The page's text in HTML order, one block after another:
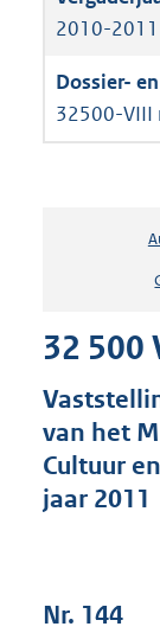
2010-2011
32500-VIII
32 500
van het
Cultuur
jaar 2011
Nr. 144